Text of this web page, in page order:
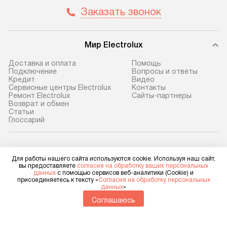
Заказать звонок
Мир Electrolux
Доставка и оплата
Подключение
Кредит
Сервисные центры Electrolux
Ремонт Electrolux
Возврат и обмен
Cтатьи
Глоссарий
Помощь
Вопросы и ответы
Видео
Контакты
Сайты-партнеры
Для физических лиц
shop@electrolux-home.ru
Для работы нашего сайта используются cookie. Используя наш сайт,
вы предоставляете согласие на обработку ваших персональных
данных с помощью сервисов веб-аналитики (Cookie) и
присоединяетесь к тексту «Согласия на обработку персональных
данных»
Соглашаюсь